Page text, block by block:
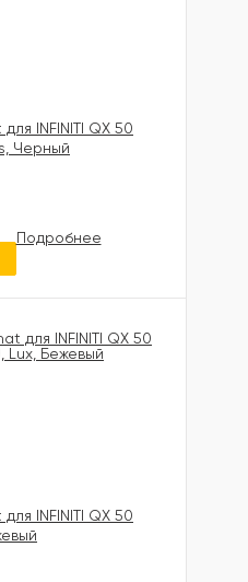
INFINITI QX 50
Черный
Подробнее
INFINITI QX 50